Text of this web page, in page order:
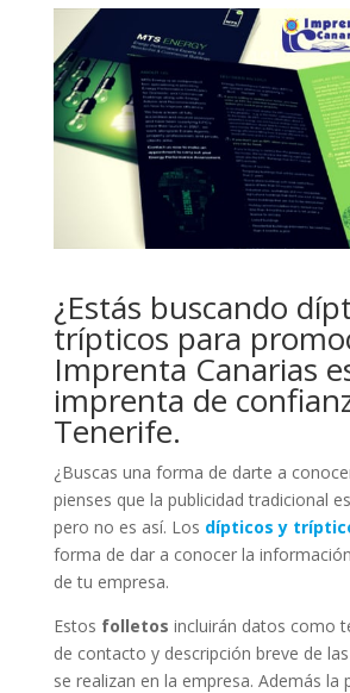
¿Estás buscando
trípticos para
Imprenta Canarias
imprenta de
Tenerife.
¿Buscas una forma de darte a
pienses que la publicidad tradicional
pero no es así. Los dípticos y
forma de dar a conocer la
de tu empresa.
Estos folletos incluirán datos como
de contacto y descripción breve de
se realizan en la empresa. Además la